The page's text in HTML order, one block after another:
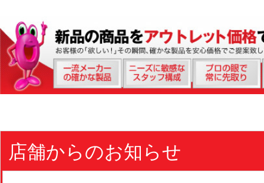
店舗からのお知らせ